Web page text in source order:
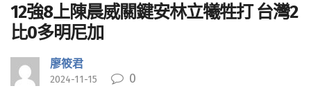
12強8上陳晨威關鍵安林立犧牲打 台灣2
比0多明尼加
廖筱君
2024-11-15 0